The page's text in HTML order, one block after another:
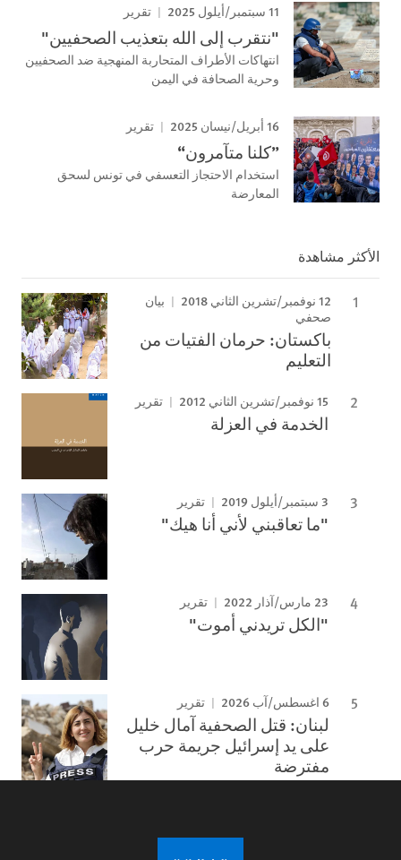
11 سبتمبر/أيلول 2025 تقرير
"نتقرب إلى الله بتعذيب الصحفيين"
انتهاكات الأطراف المتحاربة المنهجية ضد الصحفيين
وحرية الصحافة في اليمن
16 أبريل/نيسان 2025 تقرير
”كلنا متآمرون“
استخدام الاحتجاز التعسفي في تونس لسحق
المعارضة
الأكثر مشاهدة
12 نوفمبر/تشرين الثاني 2018
بيان
صحفي
باكستان: حرمان الفتيات من
التعليم
15 نوفمبر/تشرين الثاني 2012 تقرير
الخدمة في العزلة
3 سبتمبر/أيلول 2019 تقرير
"ما تعاقبني لأني أنا هيك"
23 مارس/آذار 2022 تقرير
"الكل تريدني أموت"
6 اغسطس/آب 2026 تقرير
لبنان: قتل الصحفية آمال خليل
على يد إسرائيل جريمة حرب
مفترضة